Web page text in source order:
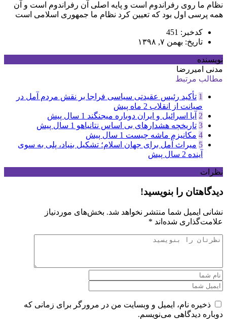
نظام ما روی رفراندوم است و پایه اصلی آن رفراندوم است و آن
همه پرسی اول بود که تعیین کرد نظام ما جمهوری اسلامی است
کدخبر: 451
تاریخ: بهمن ۷, ۱۳۹۸
نویسنده
مدنی امیررضا
مطالب مرتبط
1 تأکید رئیس عقیدتی سیاسی فراجا بر نقش مردم آمل در
صیانت از انقلاب 2 ماه پیش
2 آیا اسرائیل و ایران دوباره میجنگند 1 سال پیش
3 تاریخچه هشدارهای بی اساس نتانیاهو 1 سال پیش
4 مکانیزم ماشه چیست 1 سال پیش
5 میراث آمل برای جهان اسلام؛ تشکیل بنیاد، پلی به سوی
آینده 2 سال پیش
نظرات
دیدگاهتان را بنویسید!
نشانی ایمیل شما منتشر نخواهد شد. بخش‌های موردنیاز
علامت‌گذاری شده‌اند *
ذخیره نام، ایمیل و وبسایت من در مرورگر برای زمانی که
دوباره دیدگاهی می‌نویسم.